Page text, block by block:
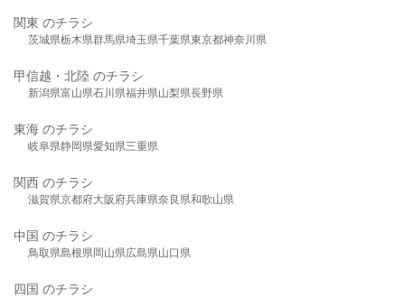
関東 のチラシ
茨城県栃木県群馬県埼玉県千葉県東京都神奈川県
甲信越・北陸 のチラシ
新潟県富山県石川県福井県山梨県長野県
東海 のチラシ
岐阜県静岡県愛知県三重県
関西 のチラシ
滋賀県京都府大阪府兵庫県奈良県和歌山県
中国 のチラシ
鳥取県島根県岡山県広島県山口県
四国 のチラシ